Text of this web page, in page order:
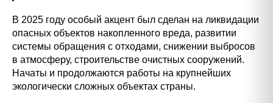
В 2025 году особый акцент был сделан на ликвидации
опасных объектов накопленного вреда, развитии
системы обращения с отходами, снижении выбросов
в атмосферу, строительстве очистных сооружений.
Начаты и продолжаются работы на крупнейших
экологически сложных объектах страны.